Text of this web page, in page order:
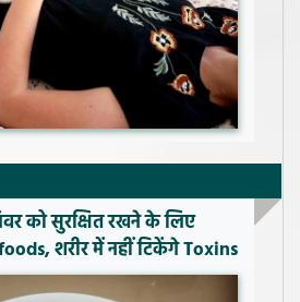
को सुरक्षित रखने के लिए
शरीर में नहीं टिकेंगे Toxins